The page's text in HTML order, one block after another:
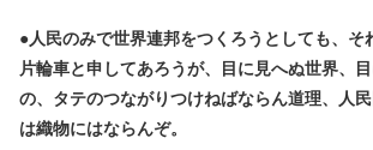
●人民のみで世界連邦をつくろうとしても、そ
片輪車と申してあろうが、目に見へぬ世界、
の、タテのつながりつけねばならん道理、人
は織物にはならんぞ。